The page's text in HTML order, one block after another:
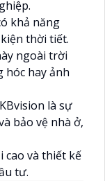
khả năng
thời tiết.
ngoài trời
hóc hay ảnh
là sự
bảo vệ nhà ở,
cao và thiết kế
tư.